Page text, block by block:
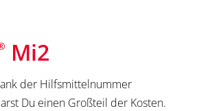
Mi2
der Hilfsmittelnummer
Du einen Großteil der Kosten.